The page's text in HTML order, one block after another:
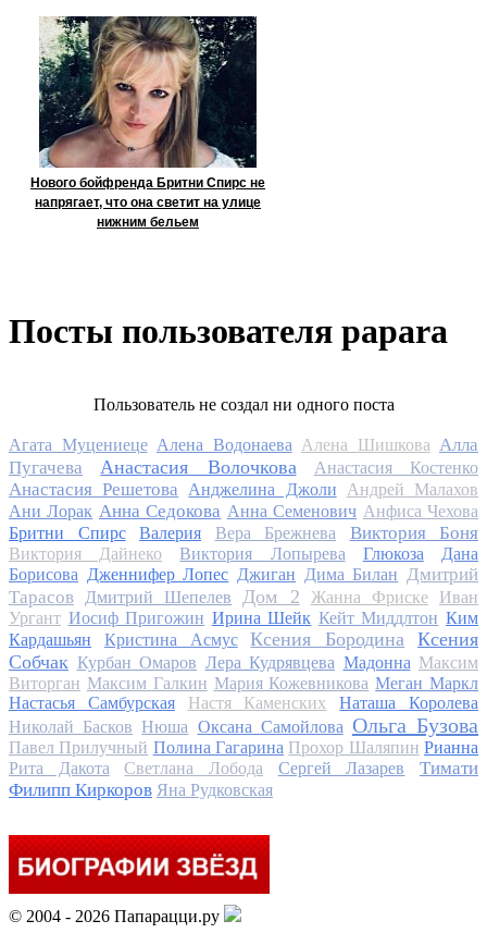
Нового бойфренда Бритни Спирс не
напрягает, что она светит на улице
нижним бельем
Посты пользователя papara
Пользователь не создал ни одного поста
Агата Муцениеце Алена Водонаева Алена Шишкова Алла
Пугачева
Анастасия Волочкова Анастасия Костенко
Анастасия Решетова Анджелина Джоли
Андрей Малахов
Ани Лорак Анна Седокова Анна Семенович Анфиса Чехова
Бритни Спирс
Валерия Вера Брежнева Виктория Боня
Виктория Дайнеко Виктория Лопырева Глюкоза
Дана
Борисова Дженнифер Лопес Джиган Дима Билан Дмитрий
Тарасов
Дмитрий Шепелев Дом 2 Жанна Фриске
Иван
Ургант Иосиф Пригожин Ирина Шейк Кейт Миддлтон Ким
Кардашьян
Кристина Асмус Ксения Бородина
Ксения
Собчак Курбан Омаров Лера Кудрявцева Мадонна Максим
Виторган Максим Галкин Мария Кожевникова Меган Маркл
Настасья Самбурская
Настя Каменских
Наташа Королева
Николай Басков Нюша Оксана Самойлова Ольга Бузова
Павел Прилучный Полина Гагарина Прохор Шаляпин Рианна
Рита Дакота
Светлана Лобода Сергей Лазарев
Тимати
Филипп Киркоров Яна Рудковская
© 2004 - 2026 Папарацци.ру